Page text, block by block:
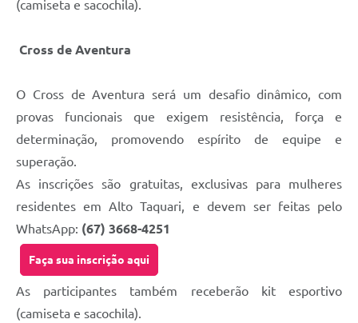
(camiseta e sacochila).
Cross de Aventura
O Cross de Aventura será um desafio dinâmico, com
provas funcionais que exigem resistência, força e
determinação, promovendo espírito de equipe e
superação.
As inscrições são gratuitas, exclusivas para mulheres
residentes em Alto Taquari, e devem ser feitas pelo
WhatsApp: (67) 3668-4251
Faça sua inscrição aqui
As participantes também receberão kit esportivo
(camiseta e sacochila).